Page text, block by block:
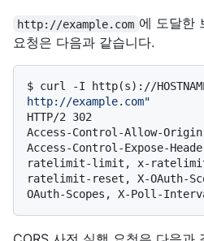
http://example.com 에 도달한
요청은 다음과 같습니다.
$ curl -I http(s)://
http://example.com"
HTTP/2 302
Access-Control-Allow-
Access-Control-Expose-
ratelimit-limit, x-
ratelimit-reset, X-OAuth-